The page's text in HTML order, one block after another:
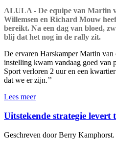
ALULA - De equipe van Martin
Willemsen en Richard Mouw
bereikt. Na een dag van bloed,
blij dat het nog in de rally zit.
De ervaren Harskamper Martin
instelling kwam vandaag goed van
Sport verloren 2 uur en een
dat we er zijn.’’
Lees meer
Uitstekende strategie levert
Geschreven door Berry Kamphorst.